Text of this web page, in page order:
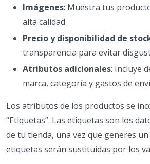
Imágenes: Muestra tus
alta calidad
Precio y disponibilidad de
transparencia para evitar
Atributos adicionales: Incluye
marca, categoría y gastos de
Los atributos de los productos se
“Etiquetas”. Las etiquetas son los
de tu tienda, una vez que generes
etiquetas serán sustituidas por los